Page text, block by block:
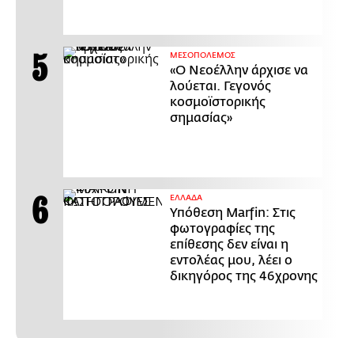
ΜΕΣΟΠΟΛΕΜΟΣ
«Ο Νεοέλλην άρχισε να
λούεται. Γεγονός
κοσμοϊστορικής
σημασίας»
ΕΛΛΑΔΑ
Υπόθεση Marfin: Στις
φωτογραφίες της
επίθεσης δεν είναι η
εντολέας μου, λέει ο
δικηγόρος της 46χρονης